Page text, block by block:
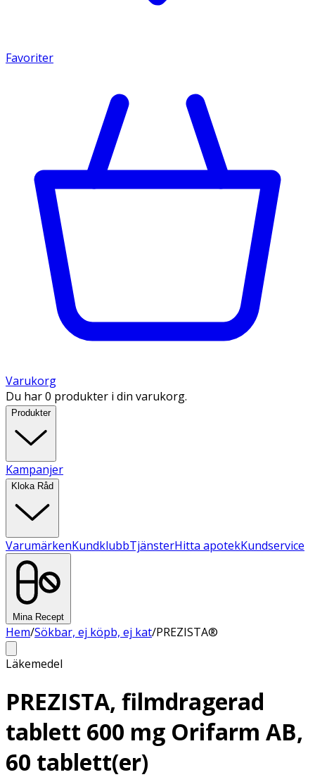
Favoriter
Varukorg
Du har 0 produkter i din varukorg.
Produkter
Kampanjer
Kloka Råd
VarumärkenKundklubbTjänsterHitta apotekKundservice
Mina Recept
Hem/Sökbar, ej köpb, ej kat/PREZISTA®
Läkemedel
PREZISTA, filmdragerad
tablett 600 mg Orifarm AB,
60 tablett(er)